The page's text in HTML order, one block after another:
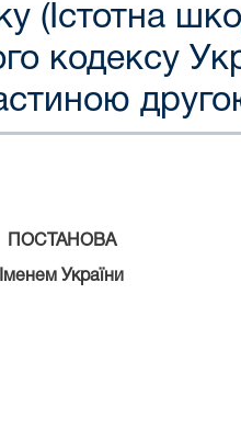
(Істотна
кодексу
ПОСТАНОВА
Іменем України